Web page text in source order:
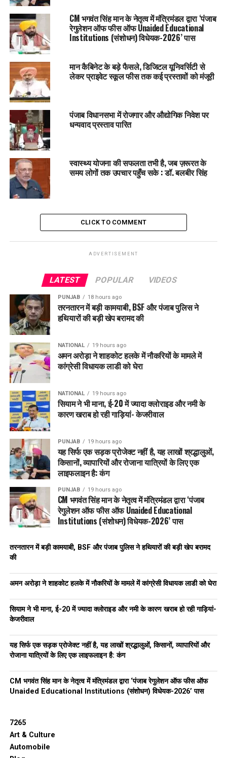
आंगनवाड़ी केंद्रों में महिलाओं और माताओं को नशे की पहचान और
रोकथाम सिखाना
गांव-गांव जाकर नशे के पीड़ित लोगों की पहचान करना
उन्हें counselling देना और rehab centers से जोड़ना
हर जिले में नशे की समस्या का “real ground report” तैयार
करना
DiTSU (District Task Force on Substance Use) के
साथ मिलकर समाधान बनाना
ये फेलो सिर्फ किताबों से नहीं सीखेंगे, बल्कि
ताकि असली बदलाव आ सके।
कौन बन सकता है फेलो? (Eligibility)
पंजाब सरकार ने इस फेलोशिप के लिए कुछ साफ नियम बनाए हैं:
मनोविज्ञान (Psychology) या सामाजिक कार्य (Social Work)
में Post Graduation
नशामुक्ति या मानसिक स्वास्थ्य के क्षेत्र में कम से कम 2 साल का
अनुभव
अधिकतम आयु:32साल
समाज सेवा के प्रति गहरी रुचि और जिम्मेदारी
सरकार चाहती है कि ऐसे ही ऊर्जावान युवा इस मिशन का हिस्सा बनें जो इसे
सिर्फ नौकरी नहीं,एक मिशनकी तरह करें।
क्यों है यह योजना खास?
नशे की समस्या को पंजाब में कई बार छिपाने की कोशिश हुई, लेकिन भगवंत
मान सरकार ने इसे खुले तौर पर स्वीकार कर उससे लड़ने की दिशा में कदम
उठाए हैं। विशेषज्ञों का भी मानना है कि यह कार्यक्रम पूरे देश के लिए एक
model बन सकता है।
पंजाब ने पहले ही सैकड़ों नशा तस्करों को जेल भेजा है
नए rehab centers खोले हैं
हजारों युवाओं का मुफ्त इलाज कराया है
लेकिन सरकार मानती है कि यह काफी नहीं है।
अब जरूरत है
कब और कैसे करें आवेदन?
आवेदन कर सकते हैं।
चयन प्रक्रिया होगी:
लिखित परीक्षा
CM भगवंत सिंह मान के नेतृत्व में मंत्रिमंडल द्वारा ‘पंजाब
रेगुलेशन ऑफ फीस ऑफ Unaided Educational
Institutions (संशोधन) विधेयक-2026’ पास
मान कैबिनेट के बड़े फैसले, डिजिटल यूनिवर्सिटी से
लेकर प्राइवेट स्कूल फीस तक कई प्रस्तावों को मंजूरी
पंजाब विधानसभा में रोजगार और औद्योगिक निवेश पर
धन्यवाद प्रस्ताव पारित
स्वास्थ्य योजना की सफलता तभी है, जब ज़रूरत के
समय लोगों तक उपचार पहुँच सके : डॉ. बलबीर सिंह
CLICK TO COMMENT
ADVERTISEMENT
LATEST POPULAR VIDEOS
PUNJAB 18 hours ago
तरनतारन में बड़ी कामयाबी, BSF और पंजाब पुलिस ने
हथियारों की बड़ी खेप बरामद की
NATIONAL 19 hours ago
अमन अरोड़ा ने शाहकोट हलके में नौकरियों के मामले में
कांग्रेसी विधायक लाडी को घेरा
NATIONAL 19 hours ago
सियाम ने भी माना, ई-20 में ज्यादा क्लोराइड और नमी के
कारण खराब हो रही गाड़ियां- केजरीवाल
PUNJAB 19 hours ago
यह सिर्फ एक सड़क प्रोजेक्ट नहीं है, यह लाखों श्रद्धालुओं,
किसानों, व्यापारियों और रोजाना यात्रियों के लिए एक
लाइफलाइन है: कंग
PUNJAB 19 hours ago
CM भगवंत सिंह मान के नेतृत्व में मंत्रिमंडल द्वारा ‘पंजाब
रेगुलेशन ऑफ फीस ऑफ Unaided Educational
Institutions (संशोधन) विधेयक-2026’ पास
तरनतारन में बड़ी कामयाबी, BSF और पंजाब पुलिस ने हथियारों की बड़ी खेप बरामद
की
अमन अरोड़ा ने शाहकोट हलके में नौकरियों के मामले में कांग्रेसी विधायक लाडी को घेरा
सियाम ने भी माना, ई-20 में ज्यादा क्लोराइड और नमी के कारण खराब हो रही गाड़ियां-
केजरीवाल
यह सिर्फ एक सड़क प्रोजेक्ट नहीं है, यह लाखों श्रद्धालुओं, किसानों, व्यापारियों और
रोजाना यात्रियों के लिए एक लाइफलाइन है: कंग
CM भगवंत सिंह मान के नेतृत्व में मंत्रिमंडल द्वारा ‘पंजाब रेगुलेशन ऑफ फीस ऑफ
Unaided Educational Institutions (संशोधन) विधेयक-2026’ पास
7265
Art & Culture
Automobile